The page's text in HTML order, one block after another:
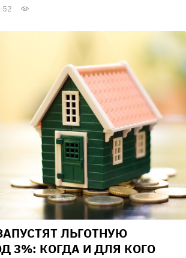
ЛЬГОТНУЮ
3%: КОГДА И ДЛЯ КОГО